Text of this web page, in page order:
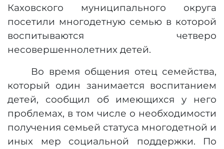
Каховского муниципального округа
посетили многодетную семью в которой
воспитываются четверо
несовершеннолетних детей.
Во время общения отец семейства,
который один занимается воспитанием
детей, сообщил об имеющихся у него
проблемах, в том числе о необходимости
получения семьей статуса многодетной и
иных мер социальной поддержки. По